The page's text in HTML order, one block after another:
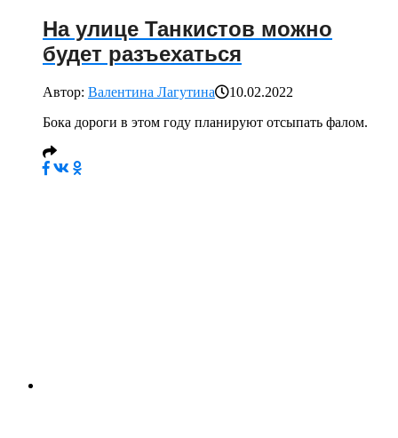
На улице Танкистов можно
будет разъехаться
Автор: Валентина Лагутина
10.02.2022
Бока дороги в этом году планируют отсыпать фалом.